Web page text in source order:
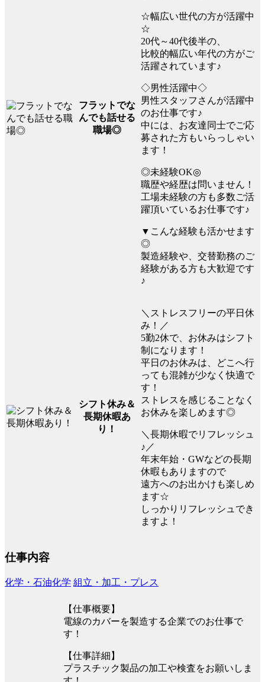
フラットでな
んでも話せる
職場◎
☆幅広い世代の方が活躍中
☆
20代～40代後半の、
比較的幅広い年代の方がご
活躍されています♪
◇男性活躍中◇
男性スタッフさんが活躍中
のお仕事です♪
中には、お友達同士でご応
募された方もいらっしゃい
ます！
◎未経験OK◎
職歴や経歴は問いません！
工場未経験の方も多数ご活
躍頂いているお仕事です♪
▼こんな経験も活かせます
◎
製造経験や、交替勤務のご
経験がある方も大歓迎です
♪
シフト休み＆
長期休暇あ
り！
＼ストレスフリーの平日休
み！／
5勤2休で、お休みはシフト
制になります！
平日のお休みは、どこへ行
っても混雑が少なく快適で
す！
ストレスを感じることなく
お休みを楽しめます◎
＼長期休暇でリフレッシュ
♪／
年末年始・GWなどの長期
休暇もありますので
遠方へのお出かけも楽しめ
ます☆
しっかりリフレッシュでき
ますよ！
仕事内容
化学・石油化学 組立・加工・プレス
【仕事概要】
電線のカバーを製造する企業でのお仕事で
す！
【仕事詳細】
プラスチック製品の加工や検査をお願いしま